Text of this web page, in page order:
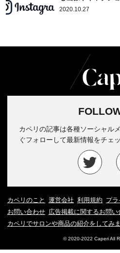
2020.10.27
カペリの記事は各種ソーシャル
ぐフォローして最新情報をチェ
カペリのこと 運営会社 利用規約 プ
お問い合わせ 広告掲載に関するお問い
カペリでサロンや商品の紹介をしてみ
© 2020-2022 Caperi All